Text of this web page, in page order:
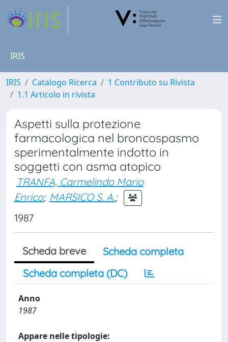
IRIS
IRIS Catalogo Ricerca
1 Contributo su Rivista
1.1 Articolo in rivista
Aspetti sulla protezione
farmacologica nel broncospasmo
sperimentalmente indotto in
soggetti con asma atopico
TRANFA, Carmelindo Mario
Enrico; MARSICO S. A.;
1987
Scheda breve
Scheda completa
Scheda completa (DC)
Anno
1987
Appare nelle tipologie: